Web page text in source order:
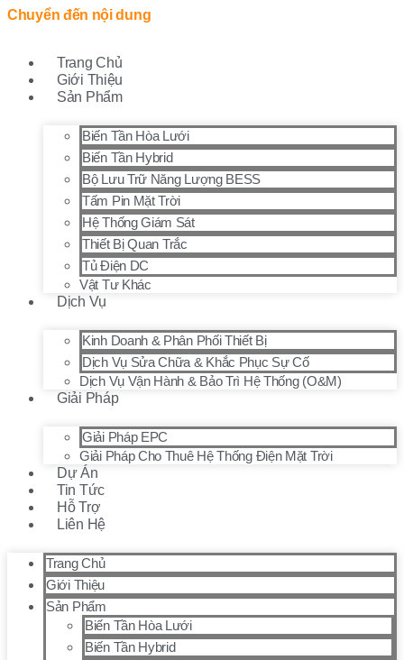
Chuyển đến nội dung
Trang Chủ
Giới Thiệu
Sản Phẩm
Biến Tần Hòa Lưới
Biến Tần Hybrid
Bộ Lưu Trữ Năng Lượng BESS
Tấm Pin Mặt Trời
Hệ Thống Giám Sát
Thiết Bị Quan Trắc
Tủ Điện DC
Vật Tư Khác
Dịch Vụ
Kinh Doanh & Phân Phối Thiết Bị
Dịch Vụ Sửa Chữa & Khắc Phục Sự Cố
Dịch Vụ Vận Hành & Bảo Trì Hệ Thống (O&M)
Giải Pháp
Giải Pháp EPC
Giải Pháp Cho Thuê Hệ Thống Điện Mặt Trời
Dự Án
Tin Tức
Hỗ Trợ
Liên Hệ
Trang Chủ
Giới Thiệu
Sản Phẩm
Biến Tần Hòa Lưới
Biến Tần Hybrid